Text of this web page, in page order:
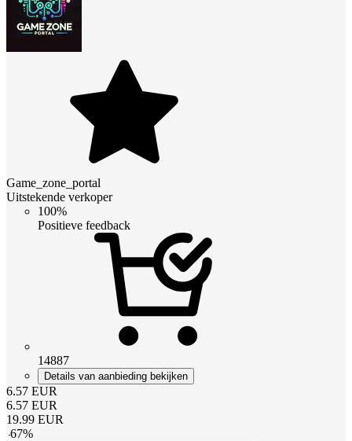
Game_zone_portal
Uitstekende verkoper
100%
Positieve feedback
14887
Details van aanbieding bekijken
6.57 EUR
6.57 EUR
19.99 EUR
-67%